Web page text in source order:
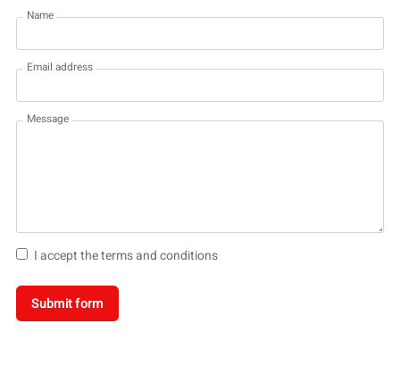
Name
Email address
Message
I accept the terms and conditions